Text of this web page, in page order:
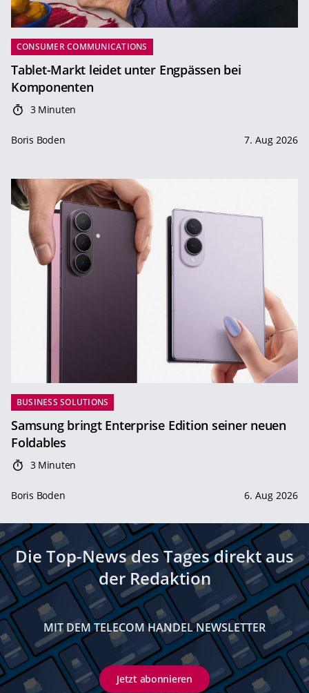
CONSUMER COMMUNICATIONS
Tablet-Markt leidet unter Engpässen bei
Komponenten
3 Minuten
Boris Boden 7. Aug 2026
BUSINESS SOLUTIONS
Samsung bringt Enterprise Edition seiner neuen
Foldables
3 Minuten
Boris Boden 6. Aug 2026
Die Top-News des Tages direkt aus
der Redaktion
MIT DEM TELECOM HANDEL NEWSLETTER
Jetzt abonnieren